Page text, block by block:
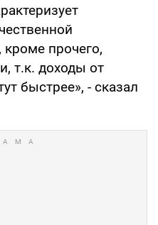
прочего,
т.к. доходы от
быстрее», - сказал